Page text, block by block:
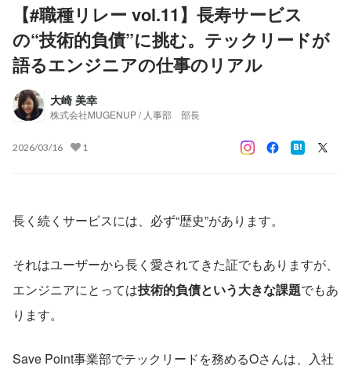
【#職種リレー vol.11】長寿サービス
の“技術的負債”に挑む。テックリードが
語るエンジニアの仕事のリアル
大崎 美幸
株式会社MUGENUP / 人事部 部長
2026/03/16 1
長く続くサービスには、必ず“歴史”があります。
それはユーザーから長く愛されてきた証でもありますが、
エンジニアにとっては技術的負債という大きな課題でもあ
ります。
Save Point事業部でテックリードを務めるOさんは、入社